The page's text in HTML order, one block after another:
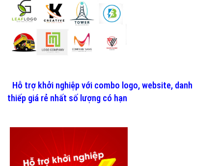
Hỗ trợ khởi nghiệp với combo logo, website, danh
thiếp giá rẻ nhất số lượng có hạn